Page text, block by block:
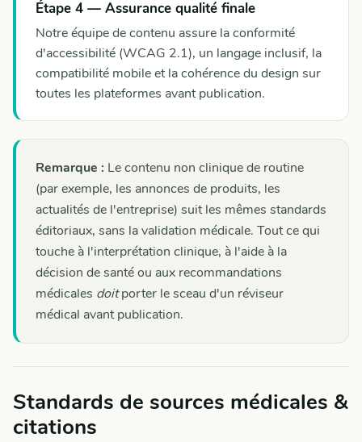
Étape 4 — Assurance qualité finale
Notre équipe de contenu assure la conformité
d'accessibilité (WCAG 2.1), un langage inclusif, la
compatibilité mobile et la cohérence du design sur
toutes les plateformes avant publication.
Remarque : Le contenu non clinique de routine
(par exemple, les annonces de produits, les
actualités de l'entreprise) suit les mêmes standards
éditoriaux, sans la validation médicale. Tout ce qui
touche à l'interprétation clinique, à l'aide à la
décision de santé ou aux recommandations
médicales doitporter le sceau d'un réviseur
médical avant publication.
Standards de sources médicales &
citations